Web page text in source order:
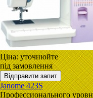
Ціна:уточнюйте
під замовлення
Janome 423S
Профессионального